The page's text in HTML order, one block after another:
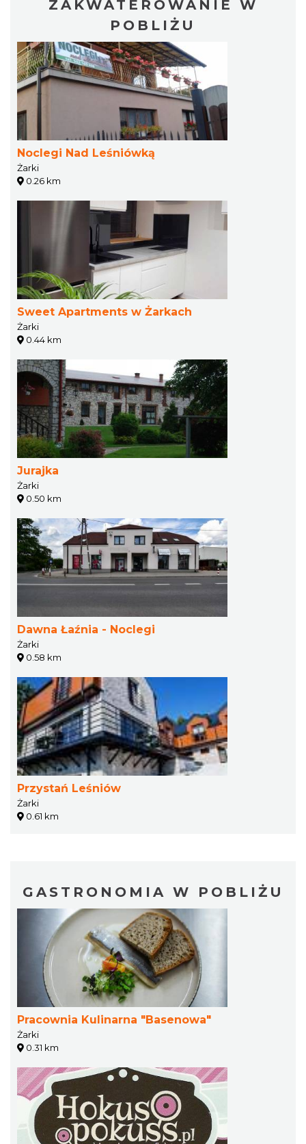
ZAKWATEROWANIE W
POBLIŻU
Noclegi Nad Leśniówką
Żarki
0.26 km
Sweet Apartments w Żarkach
Żarki
0.44 km
Jurajka
Żarki
0.50 km
Dawna Łaźnia - Noclegi
Żarki
0.58 km
Przystań Leśniów
Żarki
0.61 km
GASTRONOMIA W POBLIŻU
Pracownia Kulinarna "Basenowa"
Żarki
0.31 km